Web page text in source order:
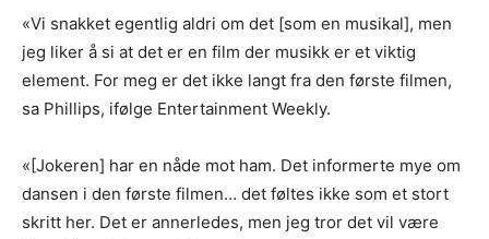
«Vi snakket egentlig aldri om det [som en musikal], men
jeg liker å si at det er en film der musikk er et viktig
element. For meg er det ikke langt fra den første filmen,
sa Phillips, ifølge Entertainment Weekly.
«[Jokeren] har en nåde mot ham. Det informerte mye om
dansen i den første filmen… det føltes ikke som et stort
skritt her. Det er annerledes, men jeg tror det vil være